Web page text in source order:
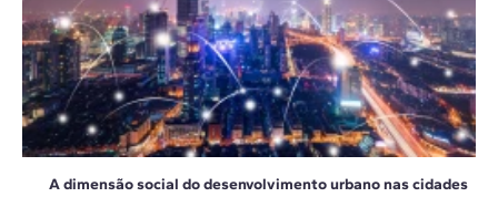
A dimensão social do desenvolvimento urbano nas cidades